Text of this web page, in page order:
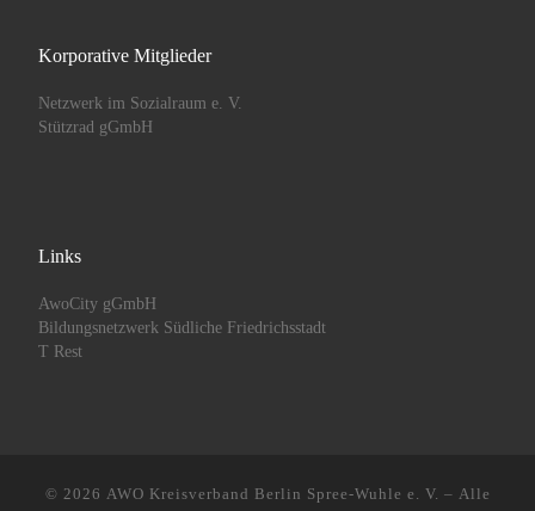
Korporative Mitglieder
Netzwerk im Sozialraum e. V.
Stützrad gGmbH
Links
AwoCity gGmbH
Bildungsnetzwerk Südliche Friedrichsstadt
T Rest
© 2026 AWO Kreisverband Berlin Spree-Wuhle e. V. – Alle